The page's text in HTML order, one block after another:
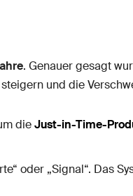
. Genauer gesagt
und die
dieJust-in-Time-
oder „Signal“. Das